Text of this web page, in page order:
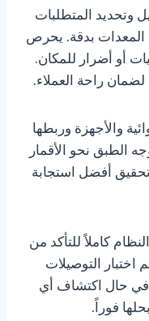
وتحديد المتطلبات
المعدات بدقة. يحرص
أو أضرار للمكان.
راحة العملاء.
والأجهزة وربطها
الطبق نحو الأقمار
أفضل استجابة
كاملاً للتأكد من
التوصيلات
في حال اكتشاف أي
فوراً.